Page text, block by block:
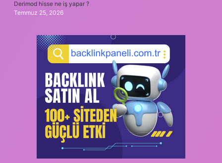
Derimod hisse ne iş yapar ?
Temmuz 25, 2026